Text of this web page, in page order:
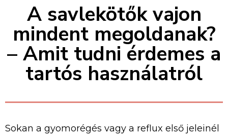
A savlekötők vajon
mindent megoldanak?
– Amit tudni érdemes a
tartós használatról
Sokan a gyomorégés vagy a reflux első jeleinél